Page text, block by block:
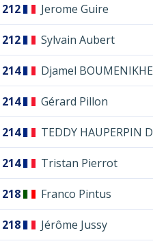
212 Jerome Guire
212 Sylvain Aubert
214 Djamel BOUMENIKHE
214 Gérard Pillon
214 TEDDY HAUPERPIN
214 Tristan Pierrot
218 Franco Pintus
218 Jérôme Jussy